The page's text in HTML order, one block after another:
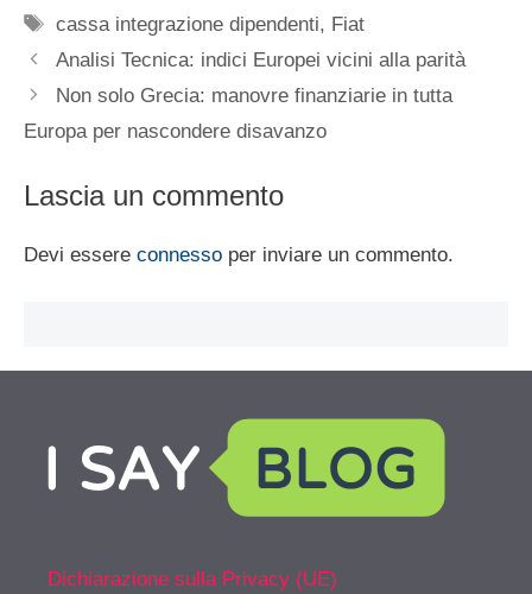
Tag
cassa integrazione dipendenti, Fiat
Analisi Tecnica: indici Europei vicini alla parità
Non solo Grecia: manovre finanziarie in tutta
Europa per nascondere disavanzo
Lascia un commento
Devi essere connesso per inviare un commento.
Dichiarazione sulla Privacy (UE)